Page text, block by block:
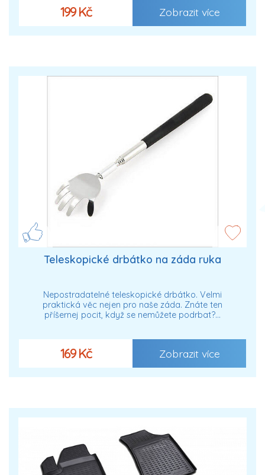
199 Kč Zobrazit více
Teleskopické drbátko na záda ruka
Nepostradatelné teleskopické drbátko. Velmi
praktická věc nejen pro naše záda. Znáte ten
příšernej pocit, když se nemůžete podrbat?…
169 Kč Zobrazit více